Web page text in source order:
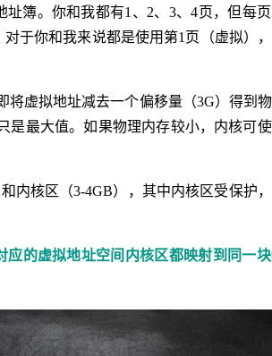
簿。你和我都有1、2、3、4页，但每
于你和我来说都是使用第1页（虚拟）
虚拟地址减去一个偏移量（3G）得到物
是最大值。如果物理内存较小，内核可
内核区（3-4GB），其中内核区受保护
的虚拟地址空间内核区都映射到同一